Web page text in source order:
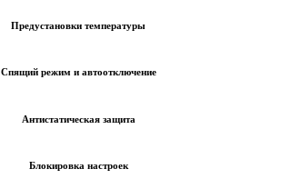
Предустановки температуры
Спящий режим и автоотключение
Антистатическая защита
Блокировка настроек